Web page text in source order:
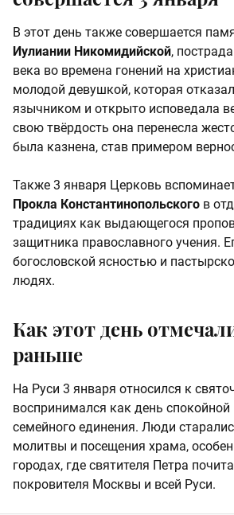
В этот день также совершается
Иулиании Никомидийской,
века во времена гонений на
молодой девушкой, которая
язычником и открыто исповедала
свою твёрдость она перенесла
была казнена, став примером
Также 3 января Церковь
Прокла Константинопольского в
традициях как выдающегося
защитника православного учения.
богословской ясностью и
людях.
Как этот день
раньше
На Руси 3 января относился к
воспринимался как день спокойной
семейного единения. Люди
молитвы и посещения храма,
городах, где святителя Петра
покровителя Москвы и всей Руси.